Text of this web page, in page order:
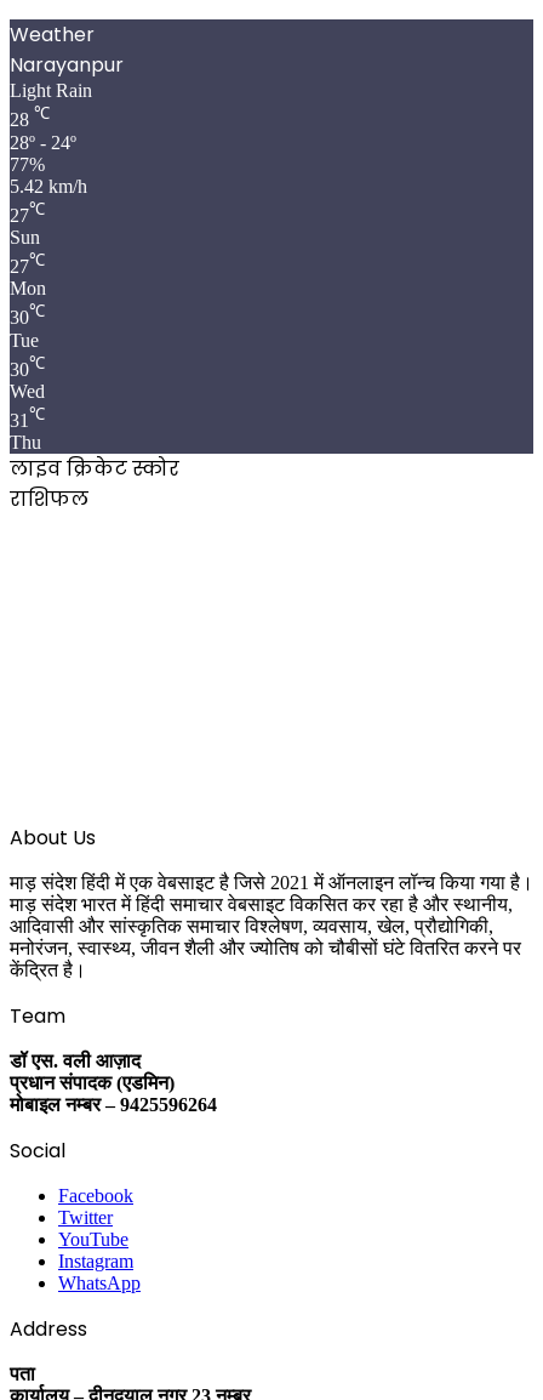
Weather
Narayanpur
Light Rain
28 ℃
28º - 24º
77%
5.42 km/h
27℃
Sun
27℃
Mon
30℃
Tue
30℃
Wed
31 ℃
Thu
लाइव क्रिकेट स्कोर
राशिफल
About Us
माड़ संदेश हिंदी में एक वेबसाइट है जिसे 2021 में ऑनलाइन लॉन्च किया गया है।
माड़ संदेश भारत में हिंदी समाचार वेबसाइट विकसित कर रहा है और स्थानीय,
आदिवासी और सांस्कृतिक समाचार विश्लेषण, व्यवसाय, खेल, प्रौद्योगिकी,
मनोरंजन, स्वास्थ्य, जीवन शैली और ज्योतिष को चौबीसों घंटे वितरित करने पर
केंद्रित है।
Team
डॉ एस. वली आज़ाद
प्रधान संपादक (एडमिन)
मोबाइल नम्बर – 9425596264
Social
Facebook
Twitter
YouTube
Instagram
WhatsApp
Address
पता